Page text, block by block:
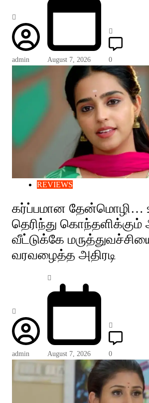
admin August 7, 2026 0
REVIEWS
கர்ப்பமான
தெரிந்து கொந்தளிக்கும்
வீட்டுக்கே
வரவழைத்த அதிரடி
admin August 7, 2026 0